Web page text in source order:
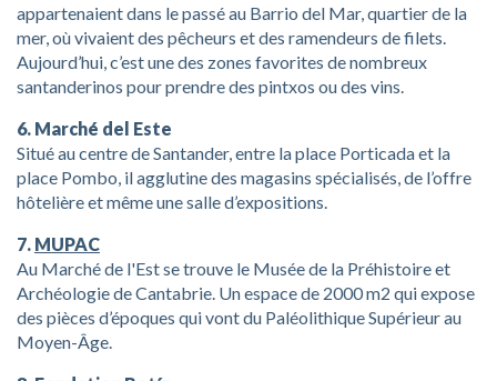
appartenaient dans le passé au Barrio del Mar, quartier de la
mer, où vivaient des pêcheurs et des ramendeurs de filets.
Aujourd’hui, c’est une des zones favorites de nombreux
santanderinos pour prendre des pintxos ou des vins.
6. Marché del Este
Situé au centre de Santander, entre la place Porticada et la
place Pombo, il agglutine des magasins spécialisés, de l’offre
hôtelière et même une salle d’expositions.
7. MUPAC
Au Marché de l'Est se trouve le Musée de la Préhistoire et
Archéologie de Cantabrie. Un espace de 2000 m2 qui expose
des pièces d’époques qui vont du Paléolithique Supérieur au
Moyen-Âge.